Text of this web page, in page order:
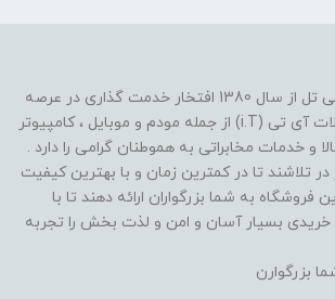
فروشگاه موبایل آی تی تل از سال 1380 افتخار خدمت گذاری در عرصه
تولید و توزیع محصولات آی تی (i.T) از جمله مودم و موبایل ، کامپیوتر
و خدمات مخابراتی به هموطنان گرامی را دارد .
در تلاشند تا در کمترین زمان و با بهترین کیفیت
فروشگاه به شما بزرگواران ارائه دهند تا با
خریدی بسیار آسان و امن و لذت بخش را تجربه
بزرگوارن